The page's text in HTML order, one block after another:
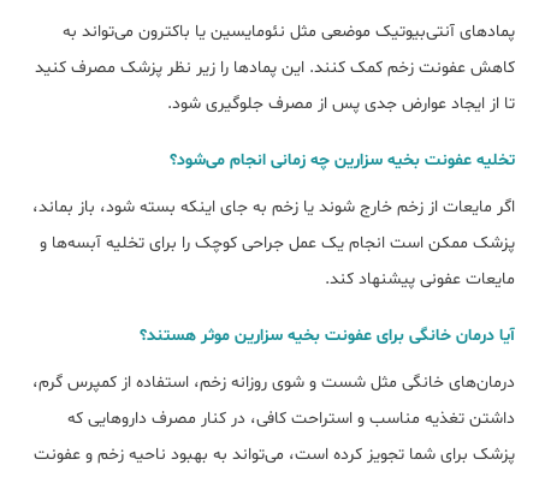
پمادهای آنتی‌بیوتیک موضعی مثل نئومایسین یا باکترون می‌تواند به
کاهش عفونت زخم کمک کنند. این پماد‌ها را زیر نظر پزشک مصرف کنید
تا از ایجاد عوارض جدی پس از مصرف جلوگیری شود.
تخلیه عفونت بخیه سزارین چه زمانی انجام می‌شود؟
اگر مایعات از زخم خارج شوند یا زخم به جای اینکه بسته شود، باز بماند،
پزشک ممکن است انجام یک عمل جراحی کوچک را برای تخلیه آبسه‌ها و
مایعات عفونی پیشنهاد کند.
آیا درمان خانگی برای عفونت بخیه سزارین موثر هستند؟
درمان‌های خانگی مثل شست و شوی روزانه زخم، استفاده از کمپرس گرم،
داشتن تغذیه مناسب و استراحت کافی، در کنار مصرف داروهایی که
پزشک برای شما تجویز کرده است، می‌تواند به بهبود ناحیه زخم و عفونت